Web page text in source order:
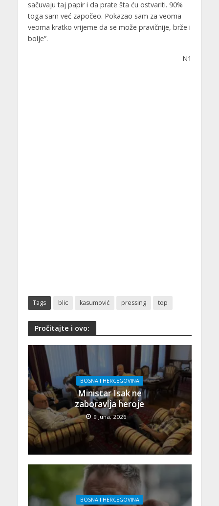
sačuvaju taj papir i da prate šta ću ostvariti. 90%
toga sam već započeo. Pokazao sam za veoma
veoma kratko vrijeme da se može pravičnije, brže i
bolje”.
N1
Tags blic kasumović pressing top
Pročitajte i ovo:
BOSNA I HERCEGOVINA
Ministar Isak ne
zaboravlja heroje
9 Juna, 2026
BOSNA I HERCEGOVINA